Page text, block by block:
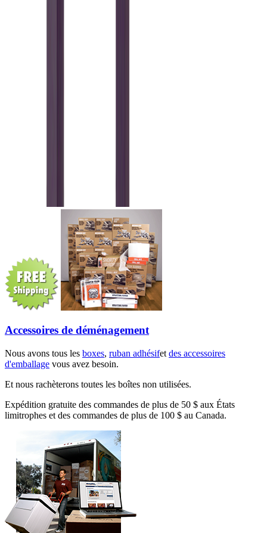
Accessoires de déménagement
Nous avons tous les boxes, ruban adhésifet des accessoires
d'emballage vous avez besoin.
Et nous rachèterons toutes les boîtes non utilisées.
Expédition gratuite des commandes de plus de 50 $ aux États
limitrophes et des commandes de plus de 100 $ au Canada.